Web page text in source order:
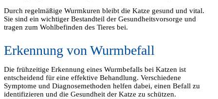
Durch regelmäßige Wurmkuren bleibt die Katze gesund und vital.
Sie sind ein wichtiger Bestandteil der Gesundheitsvorsorge und
tragen zum Wohlbefinden des Tieres bei.
Erkennung von Wurmbefall
Die frühzeitige Erkennung eines Wurmbefalls bei Katzen ist
entscheidend für eine effektive Behandlung. Verschiedene
Symptome und Diagnosemethoden helfen dabei, einen Befall zu
identifizieren und die Gesundheit der Katze zu schützen.